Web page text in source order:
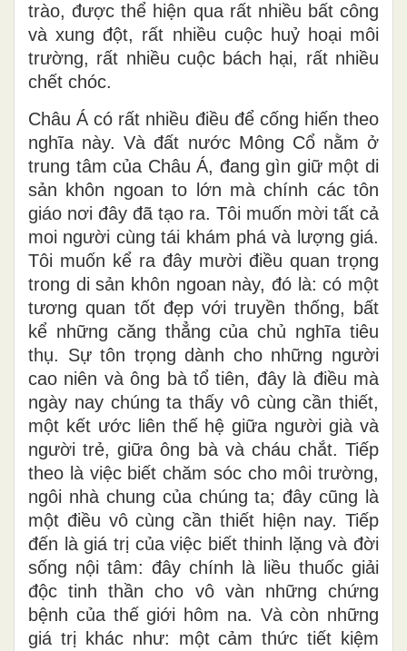
trào, được thể hiện qua rất nhiều bất công
và xung đột, rất nhiều cuộc huỷ hoại môi
trường, rất nhiều cuộc bách hại, rất nhiều
chết chóc.
Châu Á có rất nhiều điều để cống hiến theo
nghĩa này. Và đất nước Mông Cổ nằm ở
trung tâm của Châu Á, đang gìn giữ một di
sản khôn ngoan to lớn mà chính các tôn
giáo nơi đây đã tạo ra. Tôi muốn mời tất cả
moi người cùng tái khám phá và lượng giá.
Tôi muốn kể ra đây mười điều quan trọng
trong di sản khôn ngoan này, đó là: có một
tương quan tốt đẹp với truyền thống, bất
kể những căng thẳng của chủ nghĩa tiêu
thụ. Sự tôn trọng dành cho những người
cao niên và ông bà tổ tiên, đây là điều mà
ngày nay chúng ta thấy vô cùng cần thiết,
một kết ước liên thế hệ giữa người già và
người trẻ, giữa ông bà và cháu chắt. Tiếp
theo là việc biết chăm sóc cho môi trường,
ngôi nhà chung của chúng ta; đây cũng là
một điều vô cùng cần thiết hiện nay. Tiếp
đến là giá trị của việc biết thinh lặng và đời
sống nội tâm: đây chính là liều thuốc giải
độc tinh thần cho vô vàn những chứng
bệnh của thế giới hôm na. Và còn những
giá trị khác như: một cảm thức tiết kiệm